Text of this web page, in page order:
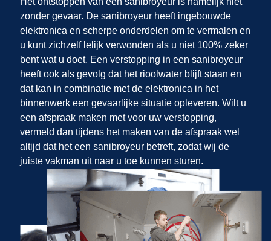
zonder gevaar. De sanibroyeur heeft ingebouwde
elektronica en scherpe onderdelen om te vermalen en
u kunt zichzelf lelijk verwonden als u niet 100% zeker
bent wat u doet. Een verstopping in een sanibroyeur
heeft ook als gevolg dat het rioolwater blijft staan en
dat kan in combinatie met de elektronica in het
binnenwerk een gevaarlijke situatie opleveren. Wilt u
een afspraak maken metvoor uw verstopping,
vermeld dan tijdens het maken van de afspraak wel
altijd dat het een sanibroyeur betreft, zodat wij de
juiste vakman uit naar u toe kunnen sturen.